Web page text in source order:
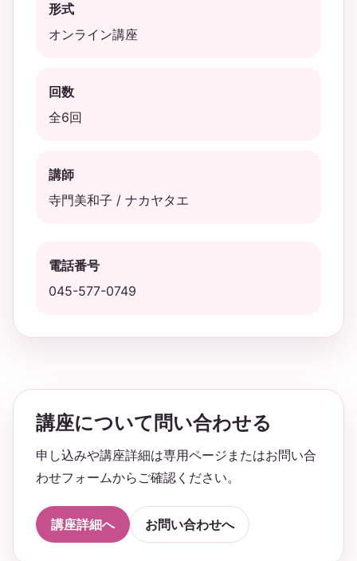
形式
オンライン講座
回数
全6回
講師
寺門美和子 / ナカヤタエ
電話番号
045-577-0749
講座について問い合わせる
申し込みや講座詳細は専用ページまたはお問い合
わせフォームからご確認ください。
講座詳細へ お問い合わせへ